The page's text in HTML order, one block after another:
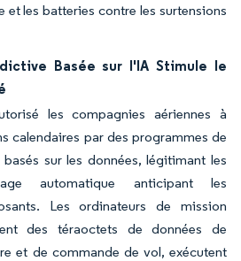
et les batteries contre les surtensions
Basée sur l'IA Stimule le
les compagnies aériennes à
calendaires par des programmes de
sur les données, légitimant les
automatique anticipant les
Les ordinateurs de mission
des téraoctets de données de
et de commande de vol, exécutent